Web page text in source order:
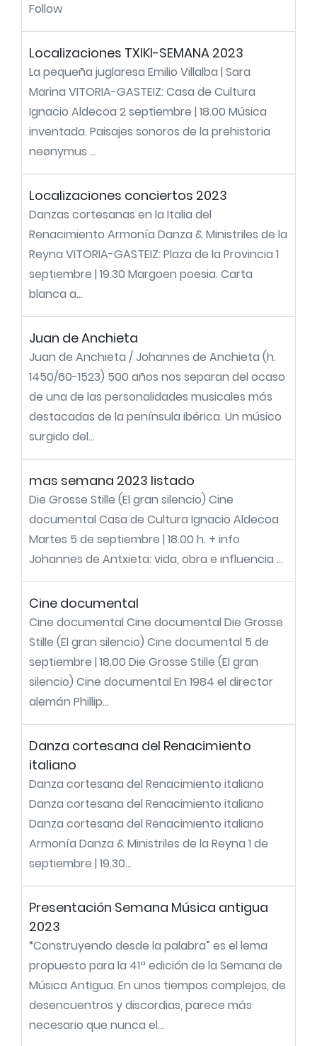
Follow
Localizaciones TXIKI-SEMANA 2023
La pequeña juglaresa Emilio Villalba | Sara
Marina VITORIA-GASTEIZ: Casa de Cultura
Ignacio Aldecoa 2 septiembre | 18.00 Música
inventada. Paisajes sonoros de la prehistoria
neønymus ...
Localizaciones conciertos 2023
Danzas cortesanas en la Italia del
Renacimiento Armonía Danza & Ministriles de la
Reyna VITORIA-GASTEIZ: Plaza de la Provincia 1
septiembre | 19.30 Margoen poesia. Carta
blanca a...
Juan de Anchieta
Juan de Anchieta / Johannes de Anchieta (h.
1450/60-1523) 500 años nos separan del ocaso
de una de las personalidades musicales más
destacadas de la península ibérica. Un músico
surgido del...
mas semana 2023 listado
Die Grosse Stille (El gran silencio) Cine
documental Casa de Cultura Ignacio Aldecoa
Martes 5 de septiembre | 18.00 h. + info
Johannes de Antxieta: vida, obra e influencia ...
Cine documental
Cine documental Cine documental Die Grosse
Stille (El gran silencio) Cine documental 5 de
septiembre | 18.00 Die Grosse Stille (El gran
silencio) Cine documental En 1984 el director
alemán Phillip...
Danza cortesana del Renacimiento
italiano
Danza cortesana del Renacimiento italiano
Danza cortesana del Renacimiento italiano
Danza cortesana del Renacimiento italiano
Armonía Danza & Ministriles de la Reyna 1 de
septiembre | 19.30...
Presentación Semana Música antigua
2023
“Construyendo desde la palabra” es el lema
propuesto para la 41ª edición de la Semana de
Música Antigua. En unos tiempos complejos, de
desencuentros y discordias, parece más
necesario que nunca el...